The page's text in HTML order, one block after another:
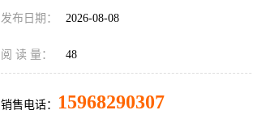
发布日期： 2026-08-08
阅 读 量： 48
销售电话： 15968290307